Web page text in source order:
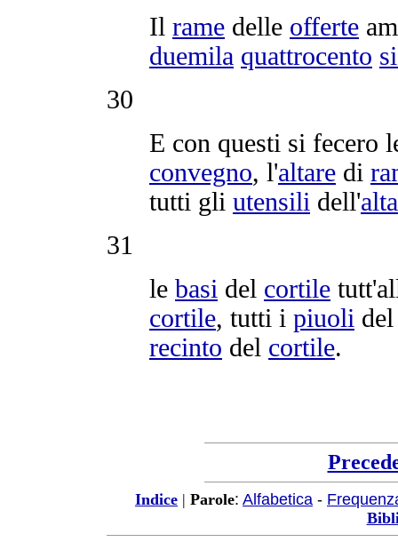
Il rame delle offerte
duemila quattrocento
30
E con questi si fecero
convegno, l'altare di
tutti gli utensili dell'
31
le basi del cortile
cortile, tutti i piuoli
recinto del cortile.
Indice | Parole: Alfabetica -